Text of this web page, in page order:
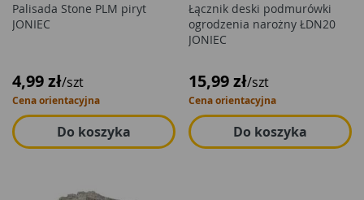
Palisada Stone PLM piryt
JONIEC
4,99 zł/szt
Cena orientacyjna
Do koszyka
Łącznik deski podmurówki
ogrodzenia narożny ŁDN20
JONIEC
15,99 zł/szt
Cena orientacyjna
Do koszyka